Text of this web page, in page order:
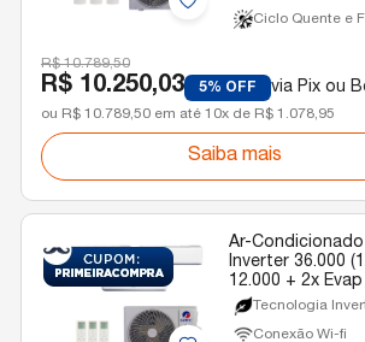
Ciclo Quente e
R$ 10.789,50
R$ 10.250,03 5% OFF via Pix ou
ou R$ 10.789,50 em até 10x de R$ 1.078,95
Saiba mais
Ar-
Inverter 36.000
12.000 + 2x
Gree Quente/
Tecnologia
Conexão Wi-fi